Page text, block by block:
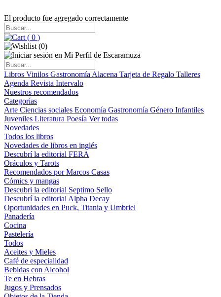
El producto fue agregado correctamente
( 0 )
(0)
Libros Vinilos Gastronomía Alacena Tarjeta de Regalo Talleres
Agenda Revista Intervalo
Nuestros recomendados
Categorías
Arte Ciencias sociales Economía Gastronomía Género Infantiles
Juveniles Literatura Poesía Ver todas
Novedades
Todos los libros
Novedades de libros en inglés
Descubrí la editorial FERA
Oráculos y Tarots
Recomendados por Marcos Casas
Cómics y mangas
Descubri la editorial Septimo Sello
Descubrí la editorial Alpha Decay
Oportunidades en Puck, Titania y Umbriel
Panadería
Cocina
Pastelería
Todos
Aceites y Mieles
Café de especialidad
Bebidas con Alcohol
Te en Hebras
Jugos y Prensados